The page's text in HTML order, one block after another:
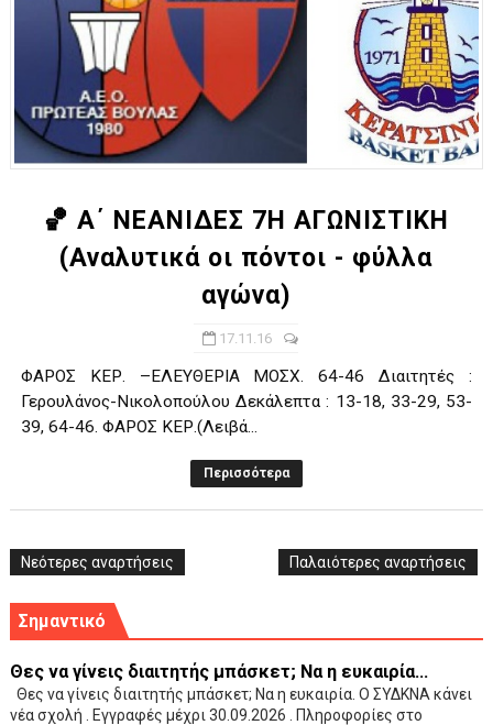
🏀 Α΄ ΝΕΑΝΙΔΕΣ 7Η ΑΓΩΝΙΣΤΙΚΗ
(Αναλυτικά οι πόντοι - φύλλα
αγώνα)
17.11.16
ΦΑΡΟΣ ΚΕΡ. –ΕΛΕΥΘΕΡΙΑ ΜΟΣΧ. 64-46 Διαιτητές :
Γερουλάνος-Νικολοπούλου Δεκάλεπτα : 13-18, 33-29, 53-
39, 64-46. ΦΑΡΟΣ ΚΕΡ.(Λειβά...
Περισσότερα
Νεότερες αναρτήσεις Παλαιότερες αναρτήσεις
Σημαντικό
Θες να γίνεις διαιτητής μπάσκετ; Να η ευκαιρία...
Θες να γίνεις διαιτητής μπάσκετ; Να η ευκαιρία. Ο ΣΥΔΚΝΑ κάνει
νέα σχολή . Εγγραφές μέχρι 30.09.2026 . Πληροφορίες στο